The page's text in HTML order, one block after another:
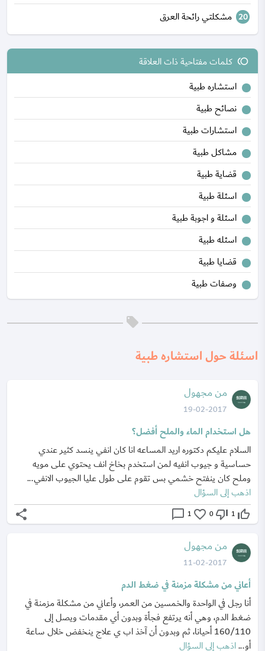
مشكلتي رائحة العرق
toll كلمات مفتاحية ذات العلاقة
استشاره طبية
نصائح طبية
استشارات طبية
مشاكل طبية
قضاية طبية
اسئلة طبية
اسئلة و اجوبة طبية
اسئله طبية
قضايا طبية
وصفات طبية
اسئلة حول استشاره طبية
من مجهول
19-02-2017
هل استخدام الماء والملح أفضل؟
السلام عليكم دكتوره اريد المساعه انا كان انفي ينسد كثير عندي
حساسية و جيوب انفيه لمن استخدم بخاخ انف يحتوي على مويه
وملح كان ينفتح خشمي بس تقوم على طول عليا الجيوب الانفي...
اذهب إلى السؤال
thumb_up_off_alt
1
thumb_down_off_alt
0
favorite_border
1
chat_bubble_outline
share
من مجهول
11-02-2017
أعاني من مشكلة مزمنة في ضغط الدم
أنا رجل في الواحدة والخمسين من العمر، وأعاني من مشكلة مزمنة في
ضغط الدم، وهي أنه يرتفع فجأة وبدون أي مقدمات ويصل إلى
160/110 أحيانا، ثم وبدون أن آخذ اب ي علاج ينخفض خلال ساعة
أو...اذهب إلى السؤال